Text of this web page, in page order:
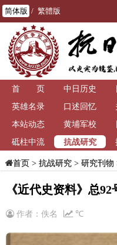
简体版 / 繁體版
首 页 中日历史
英雄名录
口述回忆
本站动态
黄埔军校
砥柱中流
抗战研究
首页> 抗战研究> 研究刊物
《近代史资料》总92
作者：佚名 ℃